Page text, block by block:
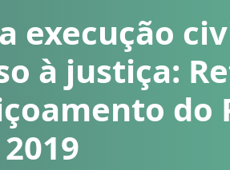
execução
à justiça:
do